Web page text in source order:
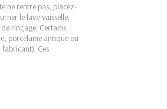
ne rentre pas, placez-
le lave-vaisselle.
rinçage. Certains
porcelaine antique ou
Ces